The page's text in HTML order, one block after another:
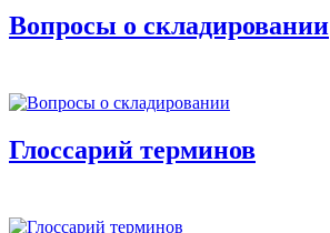
Вопросы о складировании
Глоссарий терминов